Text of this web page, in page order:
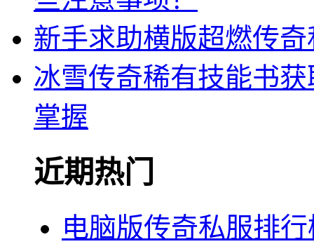
新手求助横版超燃传
冰雪传奇稀有技能书
掌握
近期热门
电脑版传奇私服排